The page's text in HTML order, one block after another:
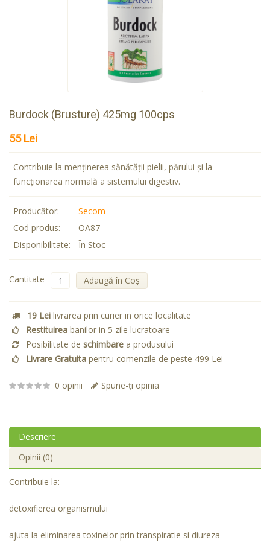
Burdock (Brusture) 425mg 100cps
55 Lei
Contribuie la menţinerea sănătăţii pielii, părului şi la
funcţionarea normală a sistemului digestiv.
Producător:
Secom
Cod produs:
OA87
Disponibilitate:
În Stoc
Cantitate Adaugă în Coş
19 Lei livrarea prin curier in orice localitate
Restituirea banilor in 5 zile lucratoare
Posibilitate de schimbare a produsului
Livrare Gratuita pentru comenzile de peste 499 Lei
0 opinii Spune-ţi opinia
Descriere
Opinii (0)
Contribuie la:
detoxifierea organismului
ajuta la eliminarea toxinelor prin transpiratie si diureza